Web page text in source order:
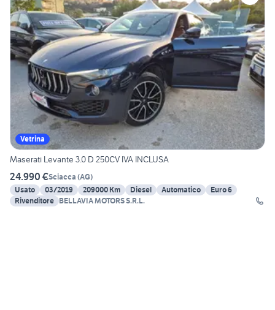
Vetrina
Maserati Levante 3.0 D 250CV IVA INCLUSA
24.990 €Sciacca (AG)
Usato
03/2019 209000 Km Diesel Automatico
Euro 6
Rivenditore BELLAVIA MOTORS S.R.L.